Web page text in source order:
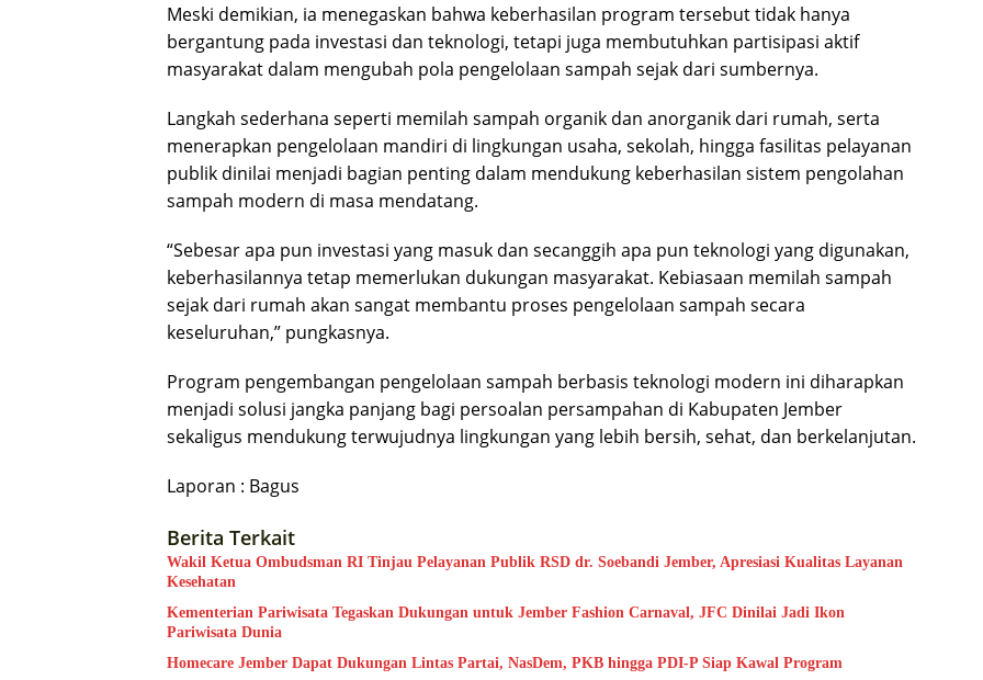
Meski demikian, ia menegaskan bahwa keberhasilan program tersebut tidak hanya
bergantung pada investasi dan teknologi, tetapi juga membutuhkan partisipasi aktif
masyarakat dalam mengubah pola pengelolaan sampah sejak dari sumbernya.
Langkah sederhana seperti memilah sampah organik dan anorganik dari rumah, serta
menerapkan pengelolaan mandiri di lingkungan usaha, sekolah, hingga fasilitas pelayanan
publik dinilai menjadi bagian penting dalam mendukung keberhasilan sistem pengolahan
sampah modern di masa mendatang.
“Sebesar apa pun investasi yang masuk dan secanggih apa pun teknologi yang digunakan,
keberhasilannya tetap memerlukan dukungan masyarakat. Kebiasaan memilah sampah
sejak dari rumah akan sangat membantu proses pengelolaan sampah secara
keseluruhan,” pungkasnya.
Program pengembangan pengelolaan sampah berbasis teknologi modern ini diharapkan
menjadi solusi jangka panjang bagi persoalan persampahan di Kabupaten Jember
sekaligus mendukung terwujudnya lingkungan yang lebih bersih, sehat, dan berkelanjutan.
Laporan : Bagus
Berita Terkait
Wakil Ketua Ombudsman RI Tinjau Pelayanan Publik RSD dr. Soebandi Jember, Apresiasi Kualitas Layanan
Kesehatan
Kementerian Pariwisata Tegaskan Dukungan untuk Jember Fashion Carnaval, JFC Dinilai Jadi Ikon
Pariwisata Dunia
Homecare Jember Dapat Dukungan Lintas Partai, NasDem, PKB hingga PDI-P Siap Kawal Program